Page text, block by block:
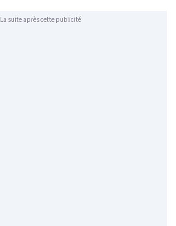
La suite après cette publicité